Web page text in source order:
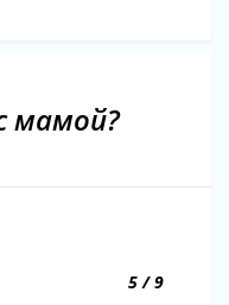
мамой?
5 / 9